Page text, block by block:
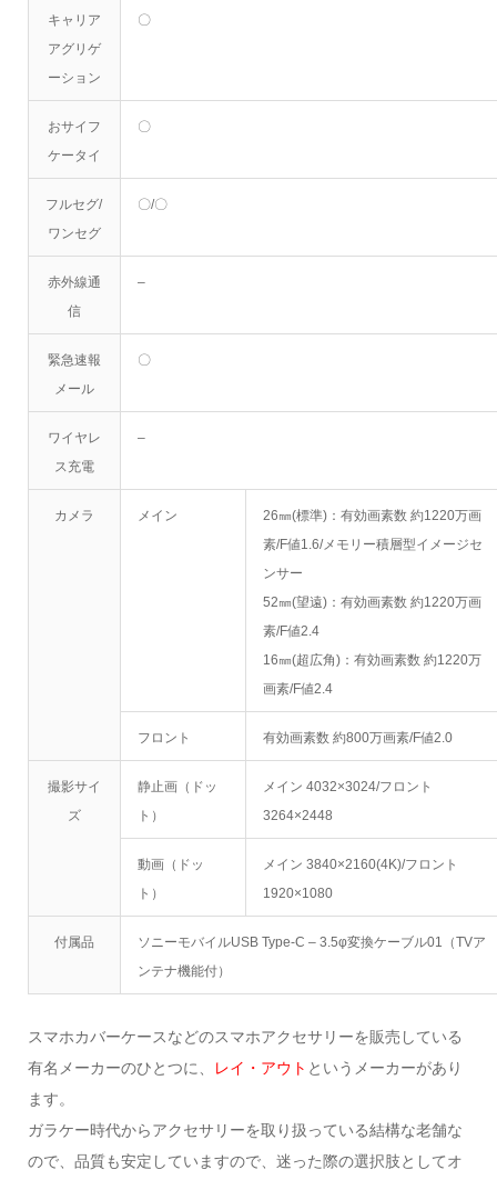
キャリア
アグリゲ
ーション
〇
おサイフ
ケータイ
〇
フルセグ/
ワンセグ
〇/〇
赤外線通
信
–
緊急速報
メール
〇
ワイヤレ
ス充電
–
カメラ メイン
26㎜(標準)：有効画素数 約1220万画
素/F値1.6/メモリー積層型イメージセ
ンサー
52㎜(望遠)：有効画素数 約1220万画
素/F値2.4
16㎜(超広角)：有効画素数 約1220万
画素/F値2.4
フロント 有効画素数 約800万画素/F値2.0
撮影サイ
ズ
静止画（ドッ
ト）
メイン 4032×3024/フロント
3264×2448
動画（ドッ
ト）
メイン 3840×2160(4K)/フロント
1920×1080
付属品
ソニーモバイルUSB Type-C – 3.5φ変換ケーブル01（TVア
ンテナ機能付）
スマホカバーケースなどのスマホアクセサリーを販売している
有名メーカーのひとつに、
レイ・アウト というメーカーがあり
ます。
ガラケー時代からアクセサリーを取り扱っている結構な老舗な
ので、品質も安定していますので、迷った際の選択肢としてオ